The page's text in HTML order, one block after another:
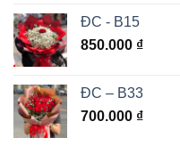
ĐC - B15
850.000 ₫
ĐC – B33
700.000 ₫